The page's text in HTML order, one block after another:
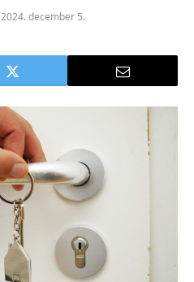
2024. december 5.